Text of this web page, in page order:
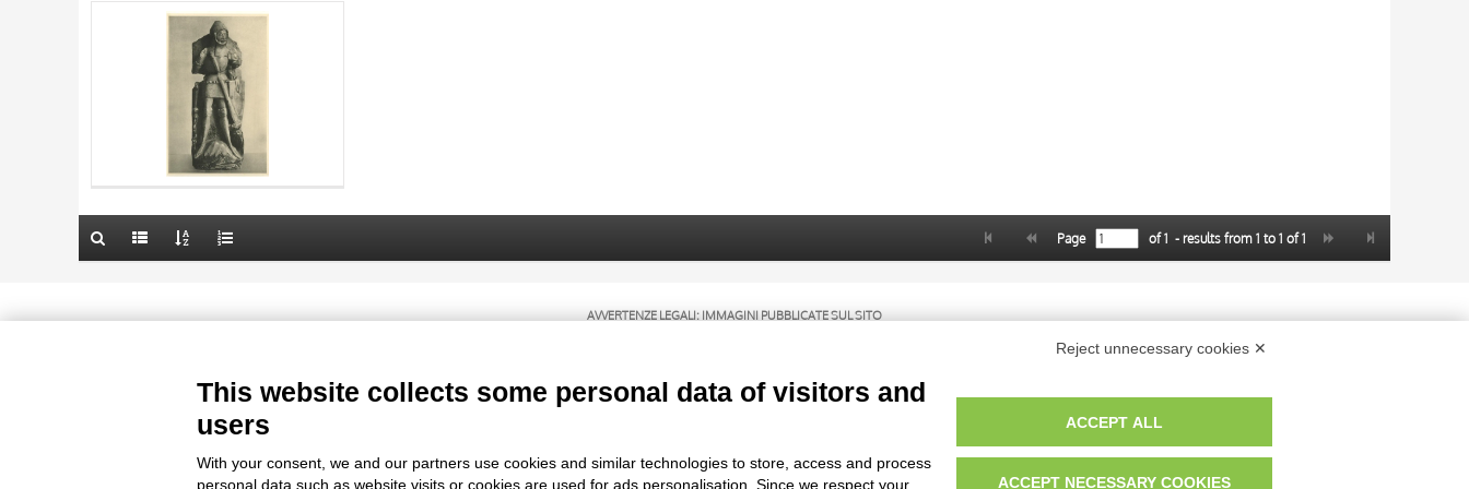
AUTHOR
ARTISTA
MATERIAL AND TECHNIQUE
DATE
20 RESULTS
TITLE
AUTHOR
ARTISTA
MATERIAL AND TECHNIQUE
DATE
10 RESULTS
20 RESULTS
Page of1 - results from 1 to 1 of1
AVVERTENZE LEGALI: IMMAGINI PUBBLICATE SUL SITO
Le immagini e le foto presenti in questo sito sono soggette alle norme sul diritto d’autore, legge 22 aprile 1941 n. 633. I diritti degli autori, degli artisti e dei fotografi che hanno realizzato le opere e le immagini, degli enti e
Reject unnecessary cookies ✕
This website collects some personal data of visitors and
users
With your consent, we and our partners use cookies and similar technologies to store, access and process
personal data such as website visits or cookies are used for ads personalisation. Since we respect your
ACCEPT ALL
ACCEPT NECESSARY COOKIES